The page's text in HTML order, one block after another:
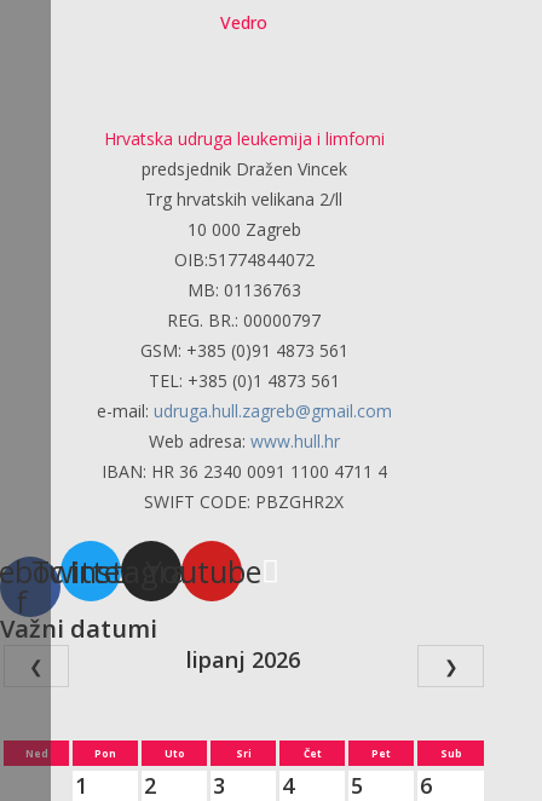
Vedro
Hrvatska udruga leukemija i limfomi
predsjednik Dražen Vincek
Trg hrvatskih velikana 2/ll
10 000 Zagreb
OIB:51774844072
MB: 01136763
REG. BR.: 00000797
GSM: +385 (0)91 4873 561
TEL: +385 (0)1 4873 561
e-mail: udruga.hull.zagreb@gmail.com
Web adresa: www.hull.hr
IBAN: HR 36 2340 0091 1100 4711 4
SWIFT CODE: PBZGHR2X
f
Twitter
InstagramYoutube
Važni datumi
❮ lipanj 2026 ❯
Ned Pon Uto Sri Čet Pet Sub
1 2 3 4 5 6